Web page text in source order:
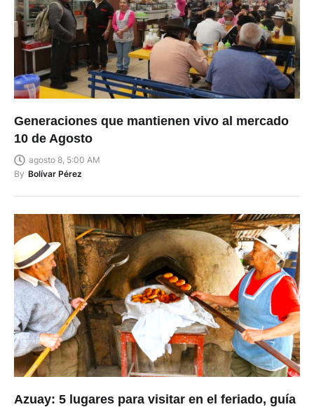
Generaciones que mantienen vivo al mercado
10 de Agosto
agosto 8, 5:00 AM
By Bolívar Pérez
Azuay: 5 lugares para visitar en el feriado, guía